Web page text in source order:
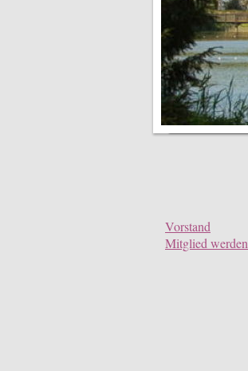
Vorstand
Mitglied werden